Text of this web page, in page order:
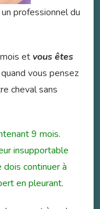
professionnel du
et vous êtes
vous pensez
cheval sans
9 mois.
insupportable
continuer à
en pleurant.